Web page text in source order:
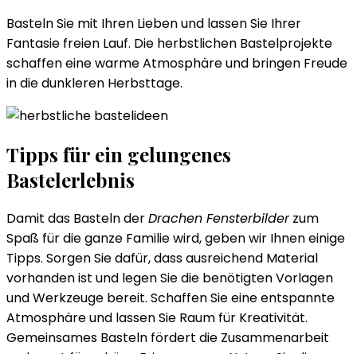
Basteln Sie mit Ihren Lieben und lassen Sie Ihrer
Fantasie freien Lauf. Die herbstlichen Bastelprojekte
schaffen eine warme Atmosphäre und bringen Freude
in die dunkleren Herbsttage.
Tipps für ein gelungenes
Bastelerlebnis
Damit das Basteln derDrachen Fensterbilderzum
Spaß für die ganze Familie wird, geben wir Ihnen einige
Tipps. Sorgen Sie dafür, dass ausreichend Material
vorhanden ist und legen Sie die benötigten Vorlagen
und Werkzeuge bereit. Schaffen Sie eine entspannte
Atmosphäre und lassen Sie Raum für Kreativität.
Gemeinsames Basteln fördert die Zusammenarbeit